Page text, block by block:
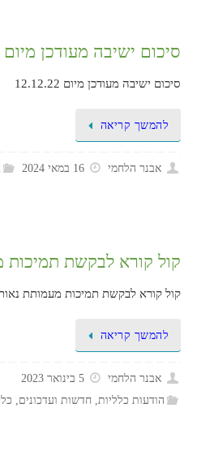
סיכום ישיבה מעודכן מיום 12.12.22
סיכום ישיבה מעודכן מיום 12.12.22
להמשך קריאה
אבנר הלחמי 16 במאי 2024
קול קורא לבקשת תמיכות
קול קורא לבקשת תמיכות מעמותת
להמשך קריאה
אבנר הלחמי
5 בינואר 2023
הודעות כלליות, חדשות ועדכונים,